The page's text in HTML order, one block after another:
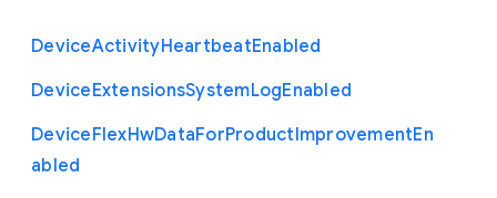
DeviceActivityHeartbeatEnabled
DeviceExtensionsSystemLogEnabled
DeviceFlexHwDataForProductImprovementEn
abled